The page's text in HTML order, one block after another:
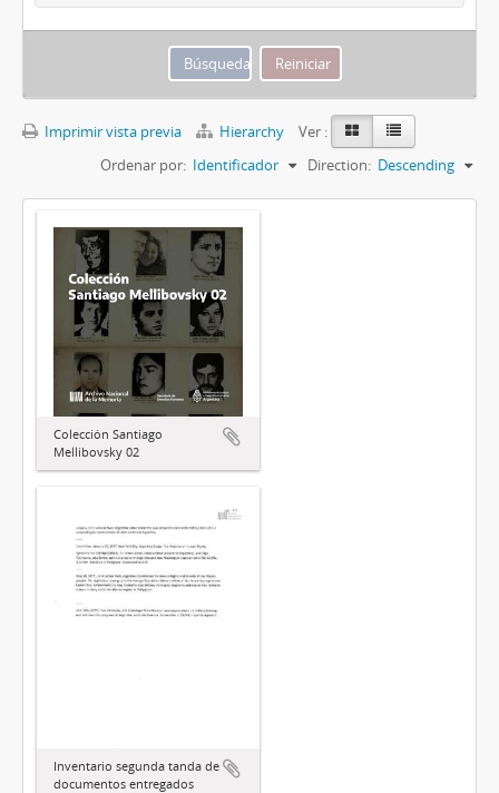
Imprimir vista previa Hierarchy
Ver :
Ordenar por: Identificador Direction: Descending
Colección Santiago
Mellibovsky 02
Inventario segunda tanda de
documentos entregados